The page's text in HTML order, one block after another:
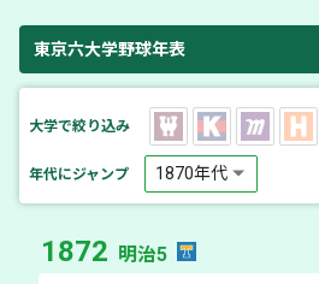
東京六大学野球年表
大学で絞り込み
年代にジャンプ
1872 明治5